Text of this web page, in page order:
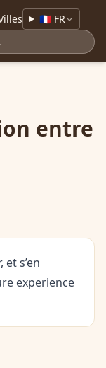
🇫🇷 FR
entre
s’en
experience